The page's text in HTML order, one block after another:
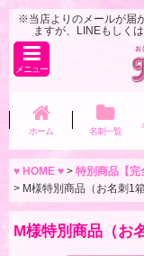
※当店よりのメールが届
ますが、LINEもしく
メニュー
ホーム 名刺一覧
♥ HOME ♥ > 特別商品【完
> M様特別商品（お名刺1
M様特別商品（お